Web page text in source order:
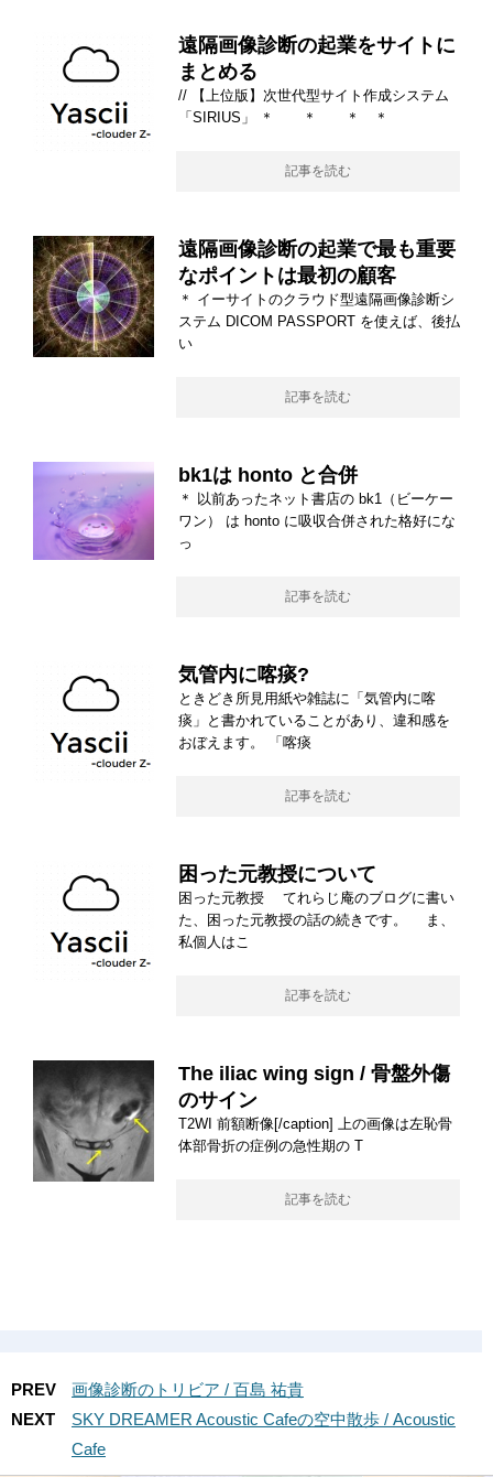
遠隔画像診断の起業をサイトに
まとめる
// 【上位版】次世代型サイト作成システム
「SIRIUS」 ＊ ＊ ＊ ＊
記事を読む
遠隔画像診断の起業で最も重要
なポイントは最初の顧客
＊ イーサイトのクラウド型遠隔画像診断シ
ステム DICOM PASSPORT を使えば、後払
い
記事を読む
bk1は honto と合併
＊ 以前あったネット書店の bk1（ビーケー
ワン） は honto に吸収合併された格好にな
っ
記事を読む
気管内に喀痰?
ときどき所見用紙や雑誌に「気管内に喀
痰」と書かれていることがあり、違和感を
おぼえます。 「喀痰
記事を読む
困った元教授について
困った元教授 てれらじ庵のブログに書い
た、困った元教授の話の続きです。 ま、
私個人はこ
記事を読む
The iliac wing sign / 骨盤外傷
のサイン
T2WI 前額断像[/caption] 上の画像は左恥骨
体部骨折の症例の急性期の T
記事を読む
PREV
画像診断のトリビア / 百島 祐貴
NEXT
SKY DREAMER Acoustic Cafeの空中散歩 / Acoustic
Cafe